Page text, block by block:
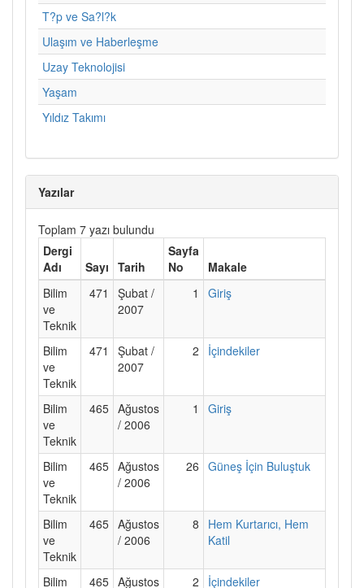
T?p ve Sa?l?k
Ulaşım ve Haberleşme
Uzay Teknolojisi
Yaşam
Yıldız Takımı
Yazılar
Toplam 7 yazı bulundu
Dergi
Adı
Sayı Tarih
Sayfa
No
Makale
Bilim
ve
Teknik
471
Şubat /
2007
1 Giriş
Bilim
ve
Teknik
471
Şubat /
2007
2 İçindekiler
Bilim
ve
Teknik
465 Ağustos
/ 2006
1 Giriş
Bilim
ve
Teknik
465 Ağustos
/ 2006
26 Güneş İçin Buluştuk
Bilim
ve
Teknik
465 Ağustos
/ 2006
8
Hem Kurtarıcı, Hem
Katil
Bilim 465 Ağustos 2 İçindekiler